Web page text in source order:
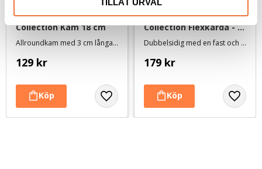
Artero Ginger Nature
Collection Kam 18 cm
Allroundkam med 3 cm långa tänder, hälften glesa och hälften täta
129 kr
Artero Bella Nature
Collection Flexkarda -
Dubbelsidig med en fast och en mjuk sida
179 kr